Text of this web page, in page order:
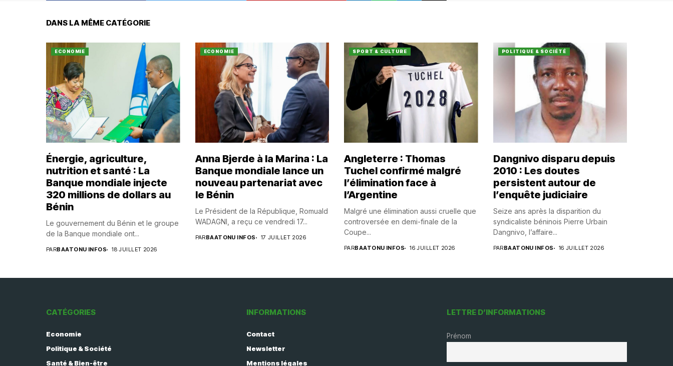
DANS LA MÊME CATÉGORIE
ECONOMIE
Énergie, agriculture,
nutrition et santé : La
Banque mondiale injecte
320 millions de dollars au
Bénin
Le gouvernement du Bénin et le groupe
de la Banque mondiale ont...
PARBAATONU INFOS 18 JUILLET 2026
ECONOMIE
Anna Bjerde à la Marina : La
Banque mondiale lance un
nouveau partenariat avec
le Bénin
Le Président de la République, Romuald
WADAGNI, a reçu ce vendredi 17...
PARBAATONU INFOS 17 JUILLET 2026
SPORT & CULTURE
Angleterre : Thomas
Tuchel confirmé malgré
l’élimination face à
l’Argentine
Malgré une élimination aussi cruelle que
controversée en demi-finale de la
Coupe...
PARBAATONU INFOS 16 JUILLET 2026
POLITIQUE & SOCIÉTÉ
Dangnivo disparu depuis
2010 : Les doutes
persistent autour de
l’enquête judiciaire
Seize ans après la disparition du
syndicaliste béninois Pierre Urbain
Dangnivo, l’affaire...
PARBAATONU INFOS 16 JUILLET 2026
CATÉGORIES
Economie
Politique & Société
Santé & Bien-être
INFORMATIONS
Contact
Newsletter
Mentions légales
LETTRE D’INFORMATIONS
Prénom